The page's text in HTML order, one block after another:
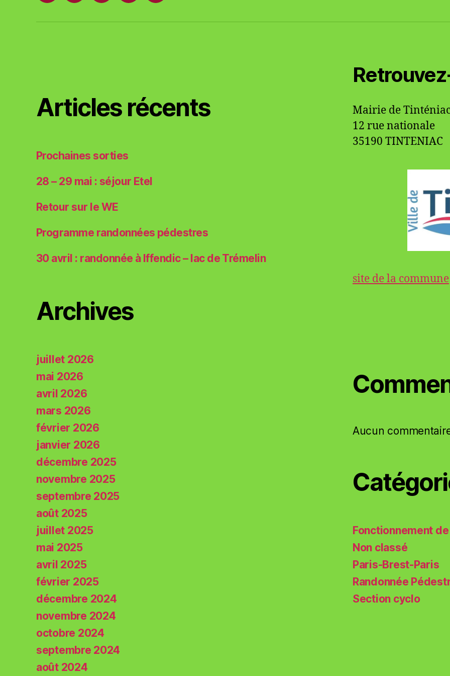
T-
plages
Articles récents
Prochaines sorties
28 – 29 mai : séjour Etel
Retour sur le WE
Programme randonnées pédestres
30 avril : randonnée à Iffendic – lac de Trémelin
Archives
juillet 2026
mai 2026
avril 2026
mars 2026
février 2026
janvier 2026
décembre 2025
novembre 2025
septembre 2025
août 2025
juillet 2025
mai 2025
avril 2025
février 2025
décembre 2024
novembre 2024
octobre 2024
septembre 2024
août 2024
Mairie de
12 rue nationale
35190 TINTENIAC
site de la commune
Aucun
Fonctionnement
Non classé
Paris-Brest-Paris
Randonnée
Section cyclo